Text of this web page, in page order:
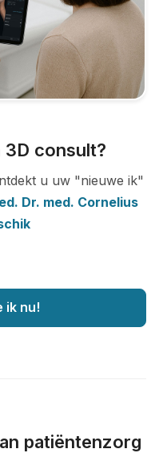
consult?
u uw "nieuwe ik"
Dr. med. Cornelius
ik nu!
patiëntenzorg